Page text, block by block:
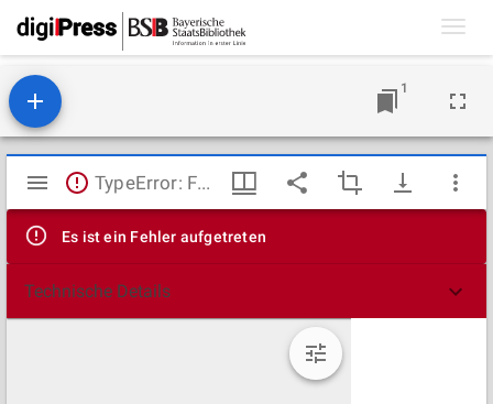
1
Mirador
Viewer
TypeError: Failed to fetch
Es ist ein Fehler aufgetreten
Technische Details